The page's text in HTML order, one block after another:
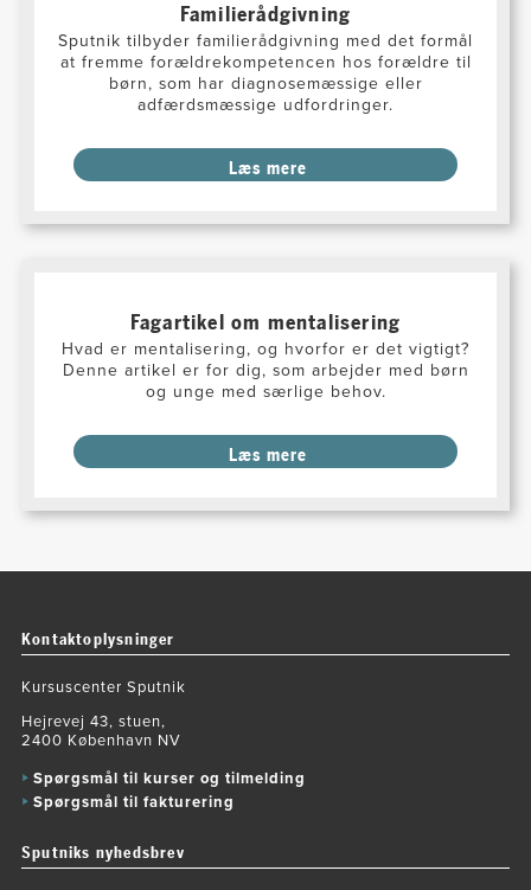
Familierådgivning
Sputnik tilbyder familierådgivning med det formål
at fremme forældrekompetencen hos forældre til
børn, som har diagnosemæssige eller
adfærdsmæssige udfordringer.
Læs mere
Fagartikel om mentalisering
Hvad er mentalisering, og hvorfor er det vigtigt?
Denne artikel er for dig, som arbejder med børn
og unge med særlige behov.
Læs mere
Kontaktoplysninger
Kursuscenter Sputnik
Hejrevej 43, stuen,
2400 København NV
Spørgsmål til kurser og tilmelding
Spørgsmål til fakturering
Sputniks nyhedsbrev